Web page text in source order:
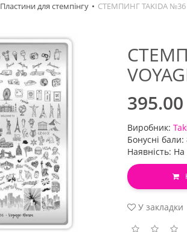
Пластини для стемпінгу СТЕМПИНГ TAKIDA №36
Виробник:
Бонусні бали:
Наявність: На
У закладки